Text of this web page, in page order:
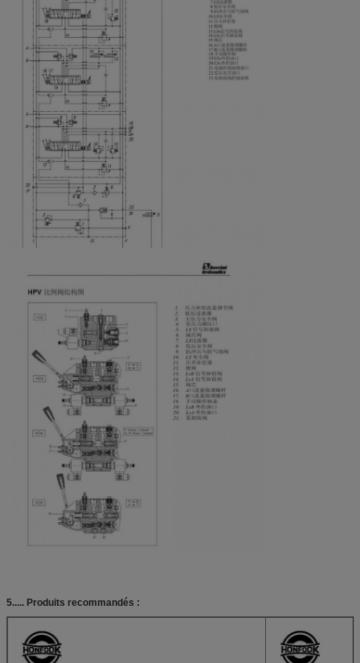
5..... Produits recommandés :